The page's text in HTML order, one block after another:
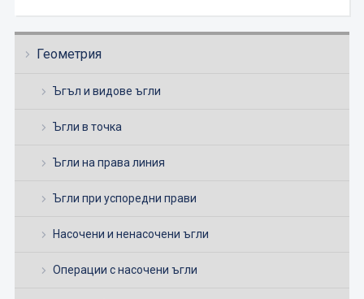
Геометрия
Ъгъл и видове ъгли
Ъгли в точка
Ъгли на права линия
Ъгли при успоредни прави
Насочени и ненасочени ъгли
Операции с насочени ъгли